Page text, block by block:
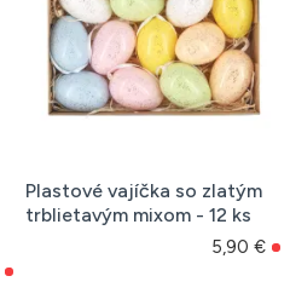
Plastové vajíčka so zlatým
trblietavým mixom - 12 ks
5,90 €